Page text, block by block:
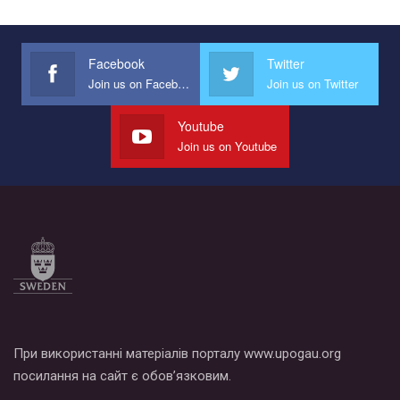
Facebook
Join us on Facebook
Twitter
Join us on Twitter
Youtube
Join us on Youtube
При використанні матеріалів порталу www.upogau.org
посилання на сайт є обов’язковим.